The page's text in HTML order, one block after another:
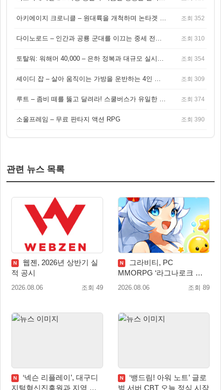
아키에이지 크로니클 – 원대륙을 개척하며 논타겟 전투를 즐기는 오픈월드 MMORPG 조회 352
다이노로드 – 인간과 공룡 군대를 이끄는 중세 전략 액션 RPG 조회 310
토탈워: 워해머 40,000 – 은하 정복과 대규모 실시간 전투가 결합된 전략 게임! 조회 354
셰이디 잡 – 살아 움직이는 가방을 운반하는 4인 협동 물리 어드벤처 게임 조회 309
루트 – 좀비 떼를 뚫고 달려라! 스쿨버스가 유일한 집이 되는 4인 협동 생존 게임 조회 374
소울프레임 – 무료 판타지 액션 RPG 조회 390
관련 뉴스 목록
N
웹젠, 2026년 상반기 실
적 공시
2026.08.06 조회 49
N
그라비티, PC
MMORPG ‘라그나로크 제
로’ 2026 여름 프로모션 진
2026.08.06 조회 89
N
‘넥슨 리플레이’, 대구디
지털혁신진흥원과 지역 게
N
‘뱅드림! 아워 노트’ 글로
벌 서버 CBT 오늘 정식 시작